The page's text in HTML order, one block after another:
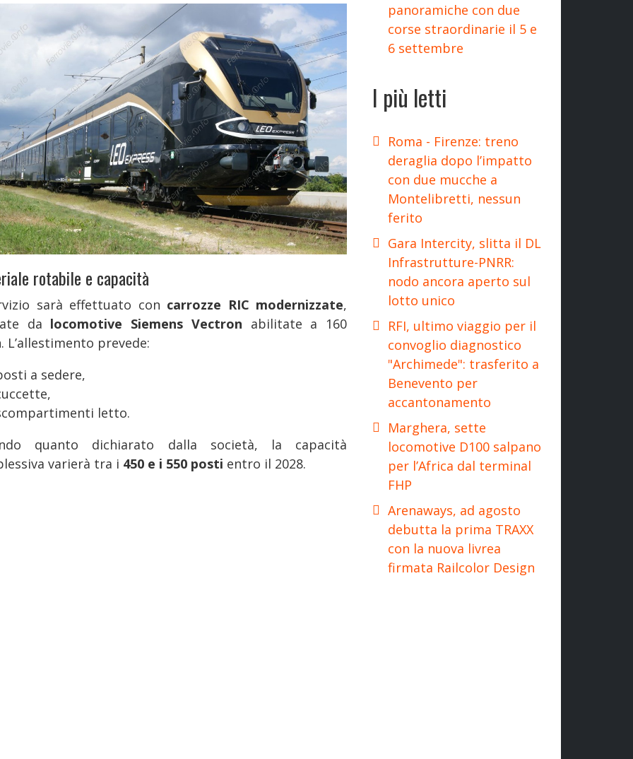
rotabile e capacità
sarà effettuato con carrozze RIC modernizzate,
da locomotive Siemens Vectron abilitate a 160
L’allestimento prevede:
a sedere,
letto.
quanto dichiarato dalla società, la capacità
varierà tra i 450 e i 550 posti entro il 2028.
panoramiche con due
corse straordinarie il 5 e
6 settembre
I più letti
Roma - Firenze: treno
deraglia dopo l’impatto
con due mucche a
Montelibretti, nessun
ferito
Gara Intercity, slitta il DL
Infrastrutture-PNRR:
nodo ancora aperto sul
lotto unico
RFI, ultimo viaggio per il
convoglio diagnostico
"Archimede": trasferito a
Benevento per
accantonamento
Marghera, sette
locomotive D100 salpano
per l’Africa dal terminal
FHP
Arenaways, ad agosto
debutta la prima TRAXX
con la nuova livrea
firmata Railcolor Design